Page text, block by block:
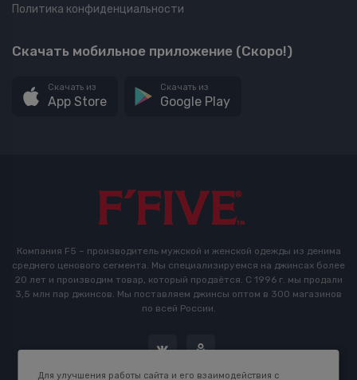
Политика конфиденциальности
Скачать мобильное приложение (Скоро!)
Скачать из
App Store
Скачать из
Google Play
Компания F5 – производитель мужской и женской одежды из денима
среднего ценового сегмента. Мы специализируемся на джинсах более
20 лет и производим товар, который продаётся. С 1996 г. мы продали
3,5 млн пар джинсов. Мы поставляем джинсы оптом в 300 магазинов
по всей России.
Для улучшения работы сайта и его взаимодействия с